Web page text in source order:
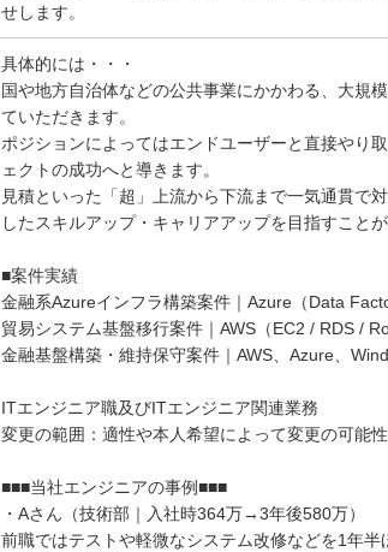
せします。
具体的には・・・
国や地方自治体などの公共事業にかかわる、大規
ていただきます。
ポジションによってはエンドユーザーと直接やり
ェクトの成功へと導きます。
見積といった「超」上流から下流まで一気通貫で
したスキルアップ・キャリアアップを目指すことが
■案件実績
金融系Azureインフラ構築案件｜Azure（Data
貿易システム基盤移行案件｜AWS（EC2 / RDS /
金融基盤構築・維持保守案件｜AWS、Azure、
ITエンジニア職及びITエンジニア関連業務
変更の範囲：適性や本人希望によって変更の可能
■■■当社エンジニアの事例■■■
・Aさん（技術部｜入社時364万→3年後580万）
前職ではテストや軽微なシステム改修などを1年半